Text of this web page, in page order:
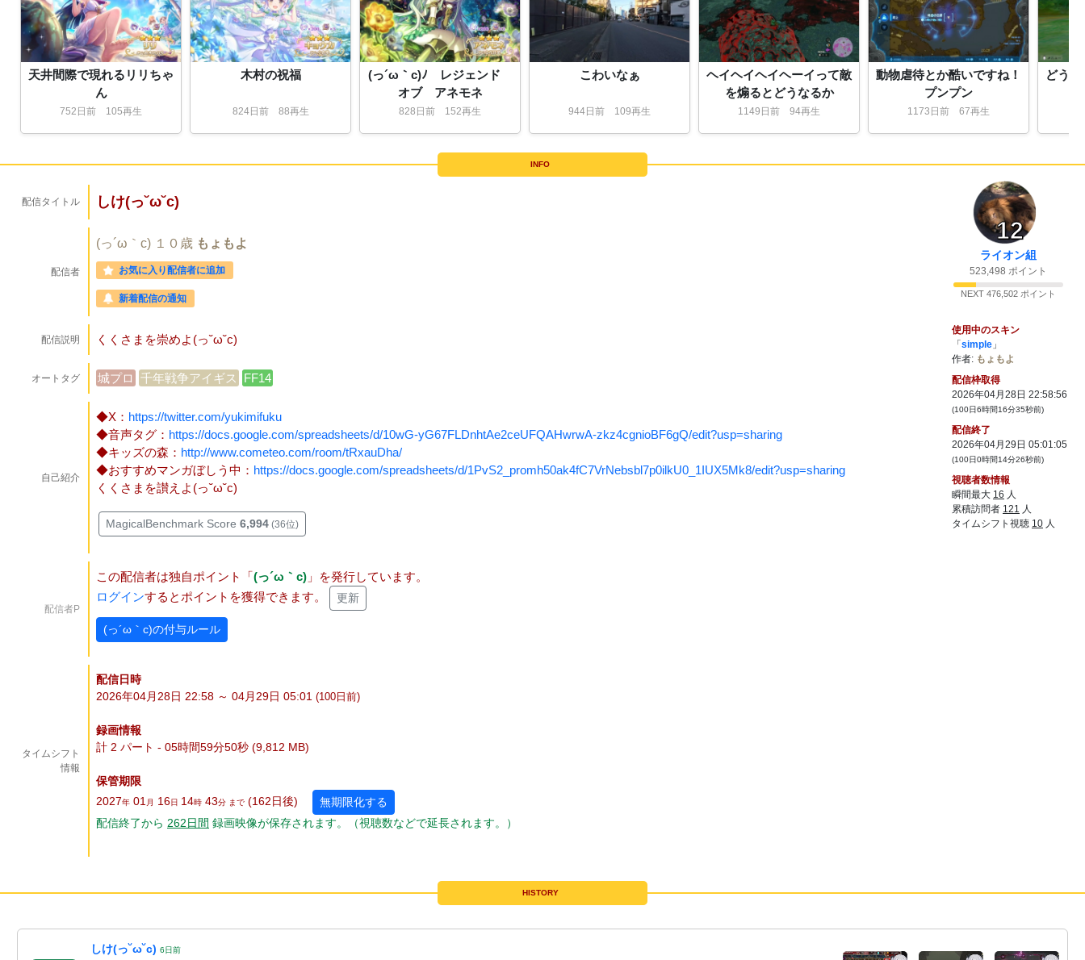
13:TNPにゃ
23:01
ｳｱｱ！ｽﾋﾟｷﾃﾞﾙｼﾞﾊﾞｯｾﾖ！！
気持ちよすぎだろ！
ｳｱｱ！ｽﾋﾟｷﾃﾞﾙｼﾞﾊﾞｯｾﾖ！！
ｳｱｱ！ｽﾋﾟｷﾓﾘﾁｬﾊﾞﾀﾞﾝｷﾞｼﾞﾏｾﾖ！
俺が役立たずだって言いてえの
26:ｳｱｱ！ｽﾋﾟｷﾃﾞﾙｼﾞﾊﾞｯｾﾖ！！
天井間際で現れるリリちゃ
ん
752 日 前 105再生
木村の祝福
824日 前88再生
(っ´ω｀c)ﾉ レジェンド
オブ アネモネ
828 日 前 152再生
こわいなぁ
944 日 前 109再生
ヘイヘイヘイヘーイって敵
を煽るとどうなるか
1149 日 前 94再生
動物虐待とか酷いですね！
プンプン
1173 日 前 67再生
どう
INFO
配信タイトル しけ(っ˘ω˘c)
配信者
(っ´ω｀c) １０歳 もょもよ
お気に入り配信者に追加
新着配信の通知
配信説明 くくさまを崇めよ(っ˘ω˘c)
オートタグ 城プロ 千年戦争アイギス FF14
自己紹介
◆X： https://twitter.com/yukimifuku
◆音声タグ： https://docs.google.com/spreadsheets/d/10wG-yG67FLDnhtAe2ceUFQAHwrwA-zkz4cgnioBF6gQ/edit?usp=sharing
◆キッズの森： http://www.cometeo.com/room/tRxauDha/
◆おすすめマンガぼしう中： https://docs.google.com/spreadsheets/d/1PvS2_promh50ak4fC7VrNebsbl7p0ilkU0_1IUX5Mk8/edit?usp=sharing
くくさまを讃えよ(っ˘ω˘c)
MagicalBenchmark Score 6,994 (36位)
配信者P
この配信者は独自ポイント「(っ´ω｀c) 」を発行しています。
ログインするとポイントを獲得できます。 更新
(っ´ω｀c)の付与ルール
タイムシフト
情報
配信日時
2026年04月28日 22:58 ～ 04月29日 05:01 (100 日 前)
録画情報
計 2 パート - 05時間59分50秒 (9,812 MB)
保管期限
2027年 01月 16日 14時 43分 まで (162日後)
無期限化する
配信終了から 262日間 録画映像が保存されます。（視聴数などで延長されます。）
12
ライオン組
523,498 ポイント
NEXT 476,502 ポイント
使用中のスキン
「 simple 」
作者: もょもよ
配信枠取得
2026年04月28日 22:58:56
(100日6時間16分35秒前)
配信終了
2026年04月29日 05:01:05
(100日0時間14分26秒前)
視聴者数情報
瞬間最大 16 人
累積訪問者 121 人
タイムシフト視聴 10 人
HISTORY
しけ(っ˘ω˘c) 6日前